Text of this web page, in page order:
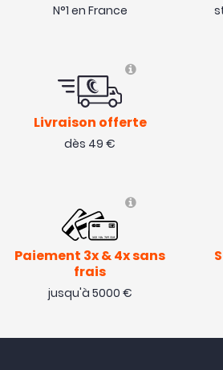
N°1 en France
Livraison offerte
dès 49 €
Paiement 3x & 4x sans
frais
jusqu'à 5000 €